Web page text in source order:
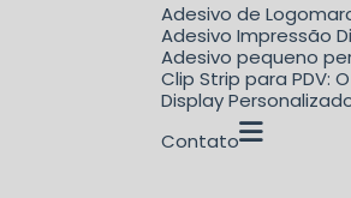
Adesivo de
Adesivo Impressão
Adesivo pequeno
Clip Strip para
Display
Contato